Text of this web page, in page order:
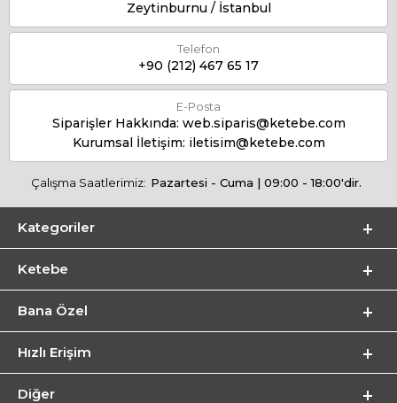
Zeytinburnu / İstanbul
Telefon
+90 (212) 467 65 17
E-Posta
Siparişler Hakkında: web.siparis@ketebe.com
Kurumsal İletişim: iletisim@ketebe.com
Çalışma Saatlerimiz: Pazartesi - Cuma | 09:00 - 18:00'dir.
Kategoriler
Ketebe
Bana Özel
Hızlı Erişim
Diğer